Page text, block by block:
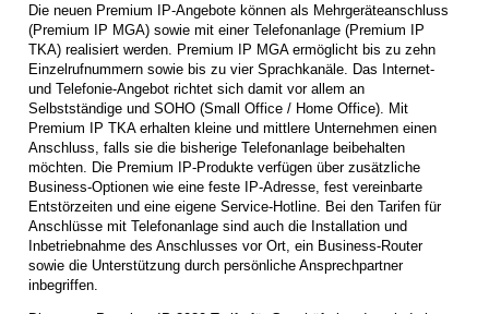
Die neuen Premium IP-Angebote können als Mehrgeräteanschluss
(Premium IP MGA) sowie mit einer Telefonanlage (Premium IP
TKA) realisiert werden. Premium IP MGA ermöglicht bis zu zehn
Einzelrufnummern sowie bis zu vier Sprachkanäle. Das Internet-
und Telefonie-Angebot richtet sich damit vor allem an
Selbstständige und SOHO (Small Office / Home Office). Mit
Premium IP TKA erhalten kleine und mittlere Unternehmen einen
Anschluss, falls sie die bisherige Telefonanlage beibehalten
möchten. Die Premium IP-Produkte verfügen über zusätzliche
Business-Optionen wie eine feste IP-Adresse, fest vereinbarte
Entstörzeiten und eine eigene Service-Hotline. Bei den Tarifen für
Anschlüsse mit Telefonanlage sind auch die Installation und
Inbetriebnahme des Anschlusses vor Ort, ein Business-Router
sowie die Unterstützung durch persönliche Ansprechpartner
inbegriffen.